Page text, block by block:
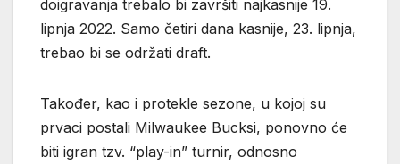
doigravanja trebalo bi završiti najkasnije 19.
lipnja 2022. Samo četiri dana kasnije, 23. lipnja,
trebao bi se održati draft.
Također, kao i protekle sezone, u kojoj su
prvaci postali Milwaukee Bucksi, ponovno će
biti igran tzv. “play-in” turnir, odnosno